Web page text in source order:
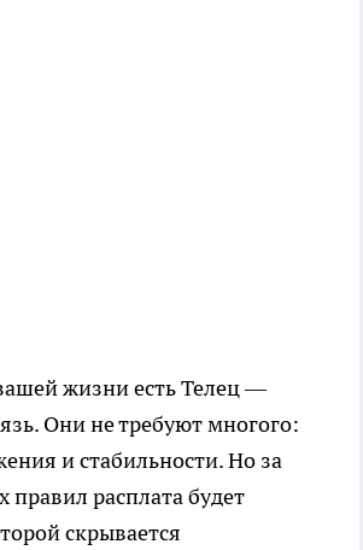
жизни есть Телец —
Они не требуют многого:
и стабильности. Но за
правил расплата будет
скрывается